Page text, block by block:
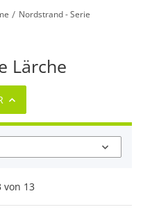
Nordstrand - Serie
Lärche
von 13